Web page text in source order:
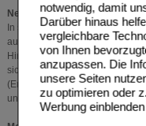
notwendig, damit
Darüber hinaus
vergleichbare
von Ihnen
anzupassen. Die
unsere Seiten
zu optimieren oder
Werbung
Nebenwirkungen
In seltenen Fällen können
auftreten.
Hinweis: Bei der Anwendung
sich die vorhandenen
(Erstverschlimmerung). In
und medizinischen Rat